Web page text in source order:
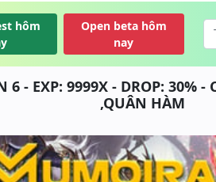
hôm
Open beta hôm
nay
6 - EXP: 9999X - DROP: 30% -
,QUÂN HÀM